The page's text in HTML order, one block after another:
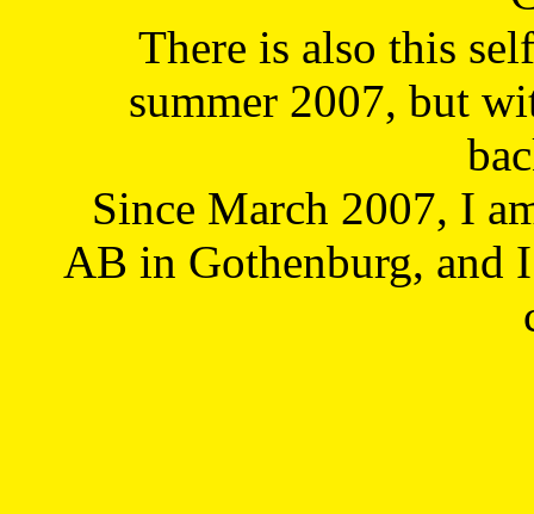
There is also this
summer 2007, but
Since March 2007, I
AB in Gothenburg, and